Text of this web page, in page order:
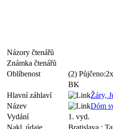
Názory čtenářů
Známka čtenářů
Oblíbenost
(2) Půjčeno:2x
BK
Hlavní záhlaví
Žáry,
Název
Dóm
Vydání
1. vyd.
Nakl. údaje
Bratislava :